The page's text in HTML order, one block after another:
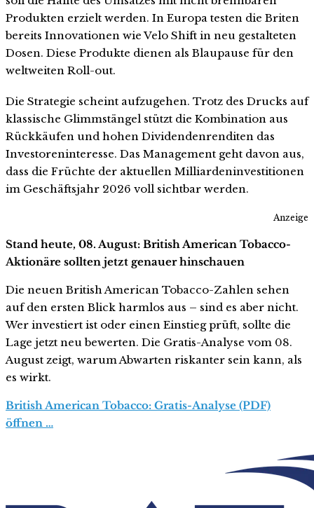
Produkten erzielt werden. In Europa testen die Briten
bereits Innovationen wie Velo Shift in neu gestalteten
Dosen. Diese Produkte dienen als Blaupause für den
weltweiten Roll-out.
Die Strategie scheint aufzugehen. Trotz des Drucks auf
klassische Glimmstängel stützt die Kombination aus
Rückkäufen und hohen Dividendenrenditen das
Investoreninteresse. Das Management geht davon aus,
dass die Früchte der aktuellen Milliardeninvestitionen
im Geschäftsjahr 2026 voll sichtbar werden.
Anzeige
Stand heute, 08. August: British American Tobacco-
Aktionäre sollten jetzt genauer hinschauen
Die neuen British American Tobacco-Zahlen sehen
auf den ersten Blick harmlos aus – sind es aber nicht.
Wer investiert ist oder einen Einstieg prüft, sollte die
Lage jetzt neu bewerten. Die Gratis-Analyse vom 08.
August zeigt, warum Abwarten riskanter sein kann, als
es wirkt.
British American Tobacco: Gratis-Analyse (PDF)
öffnen …